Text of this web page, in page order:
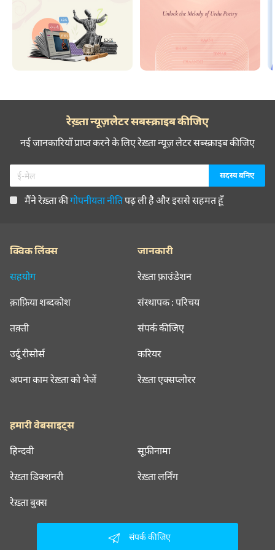
रेख़्ता न्यूज़लेटर सबस्क्राइब कीजिए
नई जानकारियाँ प्राप्त करने के लिए रेख़्ता न्यूज़ लेटर सब्स्क्राइब कीजिए
मैंने रेख़्ता कीगोपनीयता नीतिपढ़ ली है और इससे सहमत हूँ
क्विक लिंक्स
सहयोग
क़ाफ़िया शब्दकोश
तक़्ती
उर्दू रीसोर्स
अपना काम रेख़्ता को भेजें
जानकारी
रेख़्ता फ़ाउंडेशन
संस्थापक : परिचय
संपर्क कीजिए
करियर
रेख़्ता एक्सप्लोरर
हमारी वेबसाइट्स
हिन्दवी सूफ़ीनामा
रेख़्ता डिक्शनरी रेख़्ता लर्निंग
रेख़्ता बुक्स
संपर्क कीजिए